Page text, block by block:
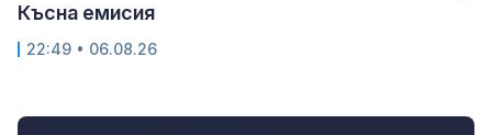
Късна емисия
22:49 • 06.08.26